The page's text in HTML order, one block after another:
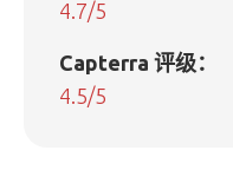
4.7/5
Capterra 评级：
4.5/5